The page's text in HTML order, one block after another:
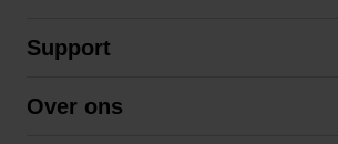
Support
Over ons